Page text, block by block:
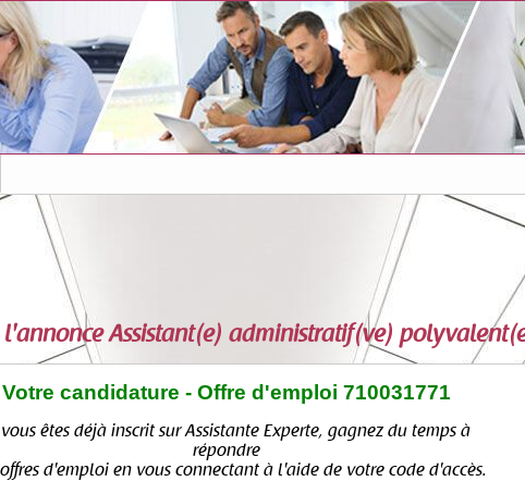
l'annonceAssistant(e) administratif(ve)
Votre candidature - Offre d'emploi 710031771
êtes déjà inscrit sur Assistante Experte, gagnez du temps à
répondre
d'emploi en vous connectant à l'aide de votre code d'accès.